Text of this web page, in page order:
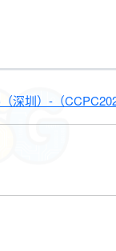
深圳）-（